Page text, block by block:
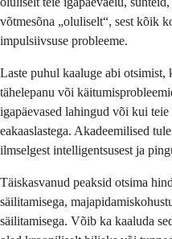
võtmesõna „oluliselt“, sest kõik
impulsiivsuse probleeme.
Laste puhul kaaluge abi otsimist,
tähelepanu või
igapäevased lahingud või kui
eakaaslastega. Akadeemilised
ilmselgest intelligentsusest ja
Täiskasvanud peaksid otsima
säilitamisega,
säilitamisega. Võib ka kaaluda